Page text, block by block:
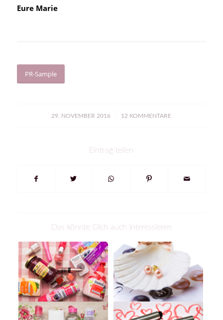
Eure Marie
PR-Sample
29. NOVEMBER 2016
/ 12 KOMMENTARE
Eintrag teilen
Das könnte Dich auch interessieren